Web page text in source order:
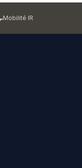
Mobilité IR